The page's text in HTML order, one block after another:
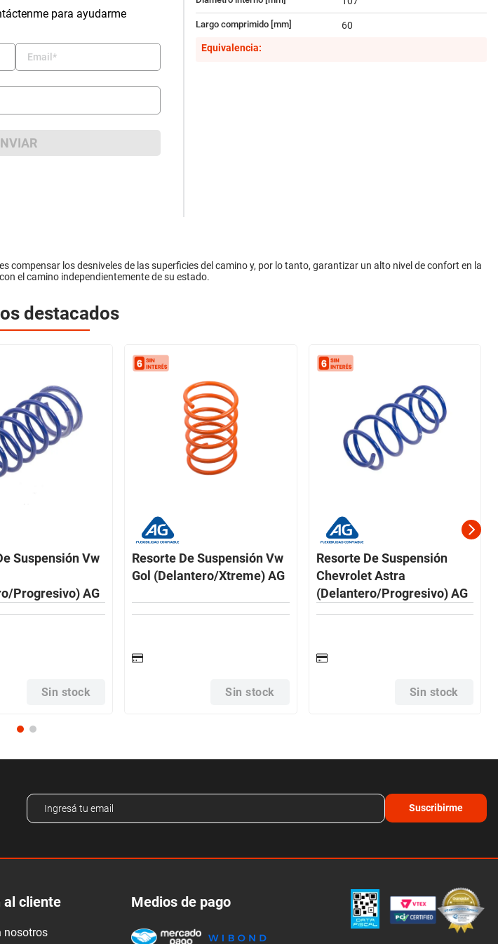
para ayudarme
Largo comprimido [mm]
60
Equivalencia:
compensar los desniveles de las superficies del camino y, por lo tanto, garantizar un alto nivel de confort en la
el camino independientemente de su estado.
destacados
Suspensión Vw
Progresivo) AG
Sin stock
Resorte De Suspensión Vw
Gol (Delantero/Xtreme) AG
Sin stock
Resorte De Suspensión
Chevrolet Astra
(Delantero/Progresivo) AG
Sin stock
Suscribirme
al cliente
nosotros
Medios de pago